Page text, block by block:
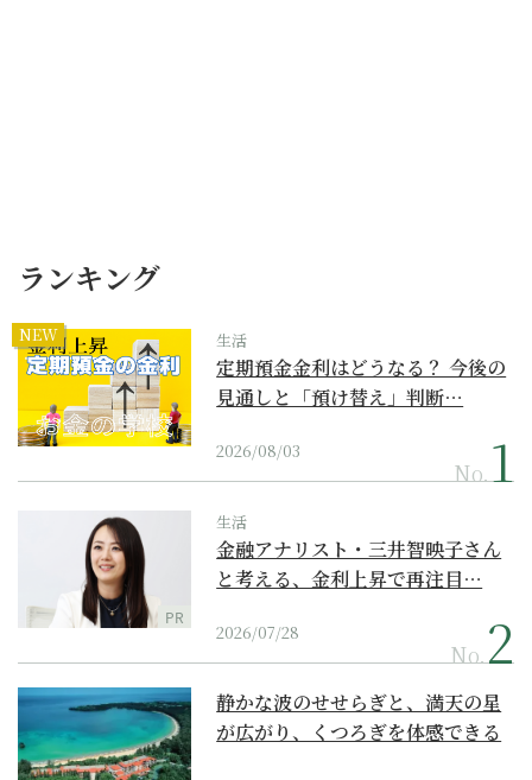
ランキング
NEW 生活
定期預金金利はどうなる？ 今後の
見通しと「預け替え」判断…
2026/08/03
No.
PR
生活
金融アナリスト・三井智映子さん
と考える、金利上昇で再注目…
2026/07/28
No.
静かな波のせせらぎと、満天の星
が広がり、くつろぎを体感できる